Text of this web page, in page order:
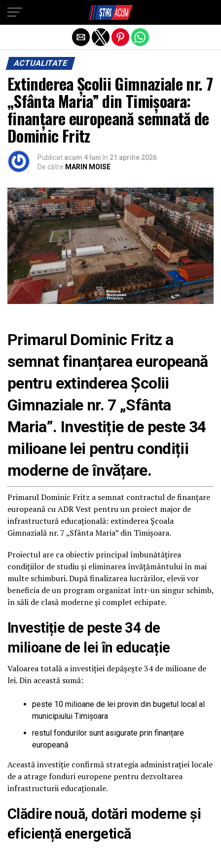
ACTUALITATE
Extinderea Școlii Gimnaziale nr. 7
„Sfânta Maria” din Timișoara:
finanțare europeană semnată de
Dominic Fritz
Publicat acum 4 luni în 21 aprilie 2026
De către MARIN MOISE
Primarul Dominic Fritz a
semnat finanțarea europeană
pentru extinderea Școlii
Gimnaziale nr. 7 „Sfânta
Maria”. Investiție de peste 34
milioane lei pentru condiții
moderne de învățare.
PrimarulDominic Fritz a semnat contractul de finanțare
europeană cuADR Vest pentru un proiect major de
infrastructură educațională: extinderea Școala
Gimnazială nr. 7 „Sfânta Maria” din Timișoara.
Proiectul are ca obiectiv principal îmbunătățirea
condițiilor de studiu și eliminarea învățământului în mai
multe schimburi. După finalizarea lucrărilor, elevii vor
beneficia de un program organizat într-un singur schimb,
în săli de clasă moderne și complet echipate.
Investiție de peste 34 de
milioane de lei în educație
Valoarea totală a investiției depășește 34 de milioane de
lei. Din această sumă:
peste 10 milioane de lei provin din bugetul local al
municipiului Timișoara
restul fondurilor sunt asigurate prin finanțare
europeană
Această investiție confirmă strategia administrației locale
de a atrage fonduri europene pentru dezvoltarea
infrastructurii educaționale.
Clădire nouă, dotări moderne și
eficiență energetică
Exit mobile version